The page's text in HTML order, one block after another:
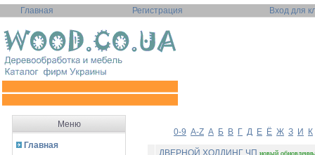
Главная Регистрация Вход для
Меню
Главная
0-9 A-Z А Б В Г Д Е Ё Ж З И К
ДВЕРНОЙ ХОЛДИНГ ЧП новый